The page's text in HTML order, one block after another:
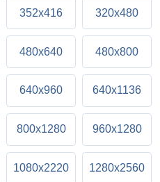
352x416 320x480
480x640 480x800
640x960 640x1136
800x1280 960x1280
1080x2220 1280x2560